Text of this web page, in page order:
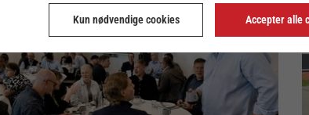
Kun nødvendige cookies Accepter alle